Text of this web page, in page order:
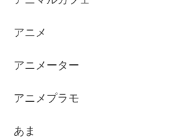
アニメ
アニメーター
アニメプラモ
あま